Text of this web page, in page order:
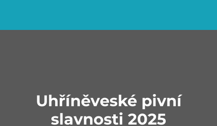
Uhříněveské pivní
slavnosti 2025